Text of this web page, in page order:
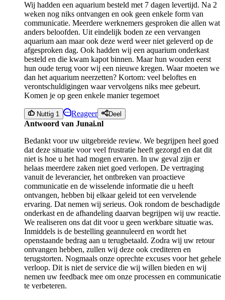
Wij hadden een aquarium besteld met 7 dagen levertijd. Na 2
weken nog niks ontvangen en ook geen enkele form van
communicatie. Meerdere werknemers gesproken die allen wat
anders beloofden. Uit eindelijk boden ze een vervangen
aquarium aan maar ook deze werd weer niet geleverd op de
afgesproken dag. Ook hadden wij een aquarium onderkast
besteld en die kwam kapot binnen. Maar hun wouden eerst
hun oude terug voor wij een nieuwe kregen. Waar moeten we
dan het aquarium neerzetten? Kortom: veel beloftes en
verontschuldigingen waar vervolgens niks mee gebeurt.
Komen je op geen enkele manier tegemoet
Nuttig 1 Reageer Deel
Antwoord van Junai.nl
Bedankt voor uw uitgebreide review. We begrijpen heel goed
dat deze situatie voor veel frustratie heeft gezorgd en dat dit
niet is hoe u het had mogen ervaren. In uw geval zijn er
helaas meerdere zaken niet goed verlopen. De vertraging
vanuit de leverancier, het ontbreken van proactieve
communicatie en de wisselende informatie die u heeft
ontvangen, hebben bij elkaar geleid tot een vervelende
ervaring. Dat nemen wij serieus. Ook rondom de beschadigde
onderkast en de afhandeling daarvan begrijpen wij uw reactie.
We realiseren ons dat dit voor u geen werkbare situatie was.
Inmiddels is de bestelling geannuleerd en wordt het
openstaande bedrag aan u terugbetaald. Zodra wij uw retour
ontvangen hebben, zullen wij deze ook crediteren en
terugstorten. Nogmaals onze oprechte excuses voor het gehele
verloop. Dit is niet de service die wij willen bieden en wij
nemen uw feedback mee om onze processen en communicatie
te verbeteren.